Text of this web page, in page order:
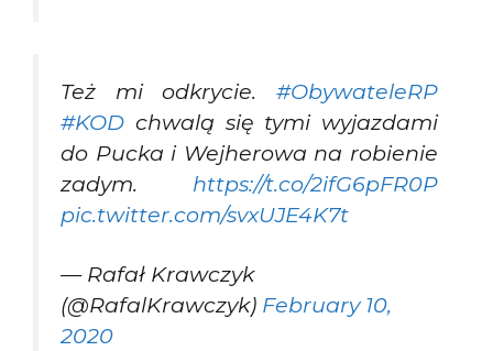
Też mi odkrycie. #ObywateleRP
#KOD chwalą się tymi wyjazdami
do Pucka i Wejherowa na robienie
zadym. https://t.co/2ifG6pFR0P
pic.twitter.com/svxUJE4K7t
— Rafał Krawczyk
(@RafalKrawczyk) February 10,
2020